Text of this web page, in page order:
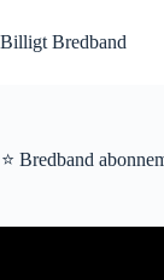
till
innehåll
Billigt Bredband
⭐ Bredband